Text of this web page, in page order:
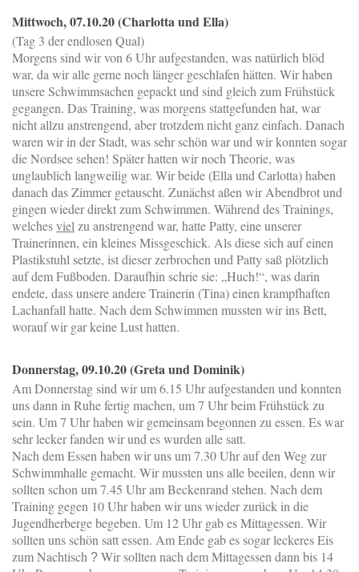
Mittwoch, 07.10.20 (Charlotta und Ella)
(Tag 3 der endlosen Qual)
Morgens sind wir von 6 Uhr aufgestanden, was natürlich blöd
war, da wir alle gerne noch länger geschlafen hätten. Wir haben
unsere Schwimmsachen gepackt und sind gleich zum Frühstück
gegangen. Das Training, was morgens stattgefunden hat, war
nicht allzu anstrengend, aber trotzdem nicht ganz einfach. Danach
waren wir in der Stadt, was sehr schön war und wir konnten sogar
die Nordsee sehen! Später hatten wir noch Theorie, was
unglaublich langweilig war. Wir beide (Ella und Carlotta) haben
danach das Zimmer getauscht. Zunächst aßen wir Abendbrot und
gingen wieder direkt zum Schwimmen. Während des Trainings,
welchesviel zu anstrengend war, hatte Patty, eine unserer
Trainerinnen, ein kleines Missgeschick. Als diese sich auf einen
Plastikstuhl setzte, ist dieser zerbrochen und Patty saß plötzlich
auf dem Fußboden. Daraufhin schrie sie: „Huch!“, was darin
endete, dass unsere andere Trainerin (Tina) einen krampfhaften
Lachanfall hatte. Nach dem Schwimmen mussten wir ins Bett,
worauf wir gar keine Lust hatten.
Donnerstag, 09.10.20 (Greta und Dominik)
Am Donnerstag sind wir um 6.15 Uhr aufgestanden und konnten
uns dann in Ruhe fertig machen, um 7 Uhr beim Frühstück zu
sein. Um 7 Uhr haben wir gemeinsam begonnen zu essen. Es war
sehr lecker fanden wir und es wurden alle satt.
Nach dem Essen haben wir uns um 7.30 Uhr auf den Weg zur
Schwimmhalle gemacht. Wir mussten uns alle beeilen, denn wir
sollten schon um 7.45 Uhr am Beckenrand stehen. Nach dem
Training gegen 10 Uhr haben wir uns wieder zurück in die
Jugendherberge begeben. Um 12 Uhr gab es Mittagessen. Wir
sollten uns schön satt essen. Am Ende gab es sogar leckeres Eis
zum Nachtisch ? Wir sollten nach dem Mittagessen dann bis 14